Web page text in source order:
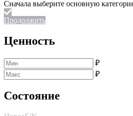
Продолжить
Ценность
₽
₽
Состояние